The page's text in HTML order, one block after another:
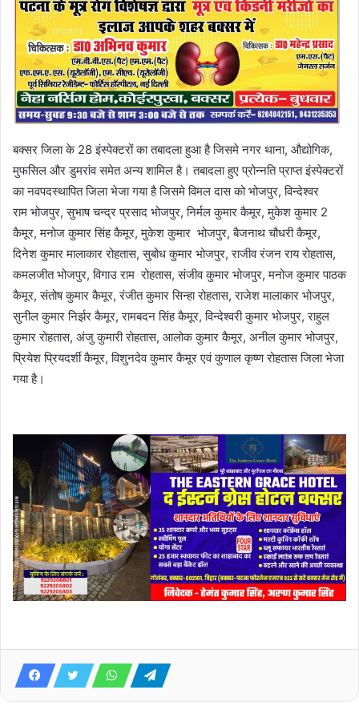
बक्सर जिला के 28 इंस्पेक्टरों का तबादला हुआ है जिसमे नगर थाना, औद्योगिक,
मुफसिल और डुमरांव समेत अन्य शामिल है। तबादला हुए प्रोन्नति प्राप्त इंस्पेक्टरों
का नवपदस्थापित जिला भेजा गया है जिसमे विमल दास को भोजपुर, विन्देश्वर
राम भोजपुर, सुभाष चन्द्र प्रसाद भोजपुर, निर्मल कुमार कैमूर, मुकेश कुमार 2
कैमूर, मनोज कुमार सिंह कैमूर, मुकेश कुमार भोजपुर, बैजनाथ चौधरी कैमूर,
दिनेश कुमार मालाकार रोहतास, सुबोध कुमार भोजपुर, राजीव रंजन राय रोहतास,
कमलजीत भोजपुर, विगाउ राम रोहतास, संजीव कुमार भोजपुर, मनोज कुमार पाठक
कैमूर, संतोष कुमार कैमूर, रंजीत कुमार सिन्हा रोहतास, राजेश मालाकार भोजपुर,
सुनील कुमार निर्झर कैमूर, रामबदन सिंह कैमूर, विन्देश्वरी कुमार भोजपुर, राहुल
कुमार रोहतास, अंजु कुमारी रोहतास, आलोक कुमार कैमूर, अनील कुमार भोजपुर,
प्रियेश प्रियदर्शी कैमूर, विशुनदेव कुमार कैमूर एवं कुणाल कृष्ण रोहतास जिला भेजा
गया है।